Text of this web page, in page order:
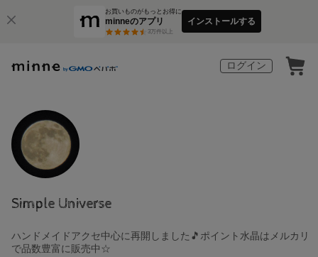
お買いものがもっとお得に
minneのアプリ
3万件以上
インストールする
ログイン
Simple Universe
ハンドメイドアクセ中心に再開しました🎵ポイント水晶はメルカリ
で品数豊富に販売中☆